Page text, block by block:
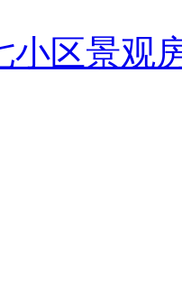
小区景观